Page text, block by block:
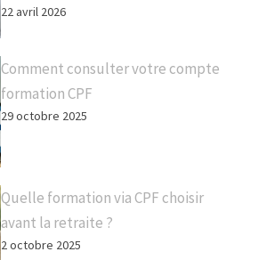
22 avril 2026
Comment consulter votre compte
formation CPF
29 octobre 2025
Quelle formation via CPF choisir
avant la retraite ?
2 octobre 2025